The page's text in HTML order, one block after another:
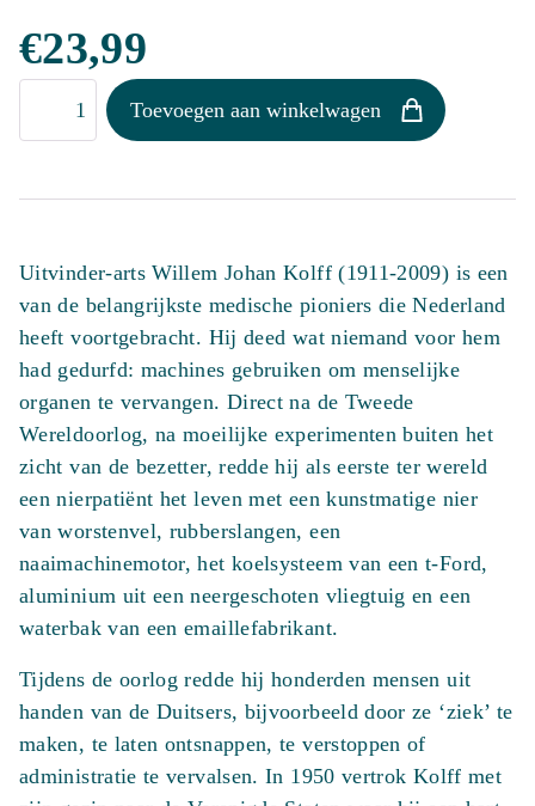
€23,99
miljoenen
redde
aantal
Toevoegen aan winkelwagen
Uitvinder-arts Willem Johan Kolff (1911-2009) is een
van de belangrijkste medische pioniers die Nederland
heeft voortgebracht. Hij deed wat niemand voor hem
had gedurfd: machines gebruiken om menselijke
organen te vervangen. Direct na de Tweede
Wereldoorlog, na moeilijke experimenten buiten het
zicht van de bezetter, redde hij als eerste ter wereld
een nierpatiënt het leven met een kunstmatige nier
van worstenvel, rubberslangen, een
naaimachinemotor, het koelsysteem van een t-Ford,
aluminium uit een neergeschoten vliegtuig en een
waterbak van een emaillefabrikant.
Tijdens de oorlog redde hij honderden mensen uit
handen van de Duitsers, bijvoorbeeld door ze ‘ziek’ te
maken, te laten ontsnappen, te verstoppen of
administratie te vervalsen. In 1950 vertrok Kolff met